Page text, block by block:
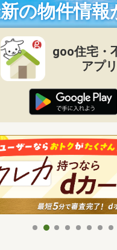
の物件情報
goo住宅・
アプリ